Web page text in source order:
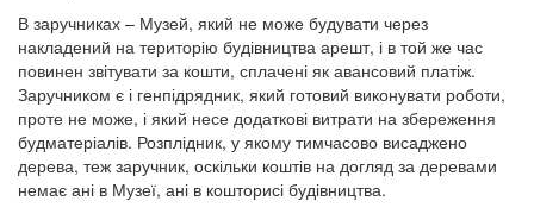
В заручниках – Музей, який не може будувати через
накладений на територію будівництва арешт, і в той же час
повинен звітувати за кошти, сплачені як авансовий платіж.
Заручником є і генпідрядник, який готовий виконувати роботи,
проте не може, і який несе додаткові витрати на збереження
будматеріалів. Розплідник, у якому тимчасово висаджено
дерева, теж заручник, оскільки коштів на догляд за деревами
немає ані в Музеї, ані в кошторисі будівництва.